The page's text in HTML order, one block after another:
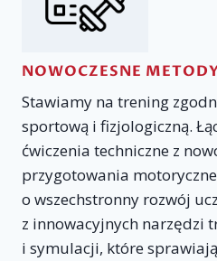
NOWOCZESNE
Stawiamy na trening
sportową i fizjologiczną.
ćwiczenia techniczne z
przygotowania
o wszechstronny rozwój
z innowacyjnych narzędzi
i symulacji, które